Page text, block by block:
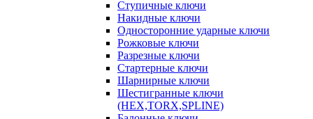
Ступичные ключи
Накидные ключи
Односторонние ударные ключи
Рожковые ключи
Разрезные ключи
Стартерные ключи
Шарнирные ключи
Шестигранные ключи
(HEX,TORX,SPLINE)